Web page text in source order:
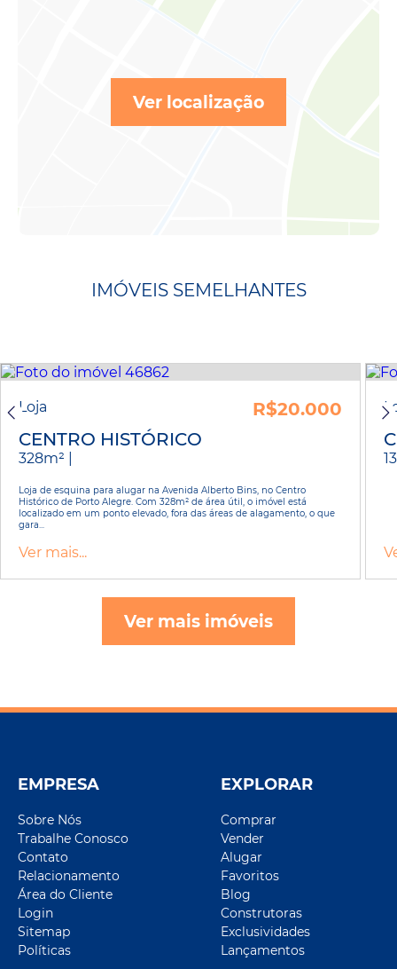
Ver localização
IMÓVEIS SEMELHANTES
Loja
R$20.000
CENTRO HISTÓRICO
328m² |
Loja de esquina para alugar na Avenida Alberto Bins, no Centro
Histórico de Porto Alegre. Com 328m² de área útil, o imóvel está
localizado em um ponto elevado, fora das áreas de alagamento, o que
gara...
Ver mais...
Ver mais imóveis
EMPRESA
Sobre Nós
Trabalhe Conosco
Contato
Relacionamento
Área do Cliente
Login
Sitemap
Políticas
EXPLORAR
Comprar
Vender
Alugar
Favoritos
Blog
Construtoras
Exclusividades
Lançamentos